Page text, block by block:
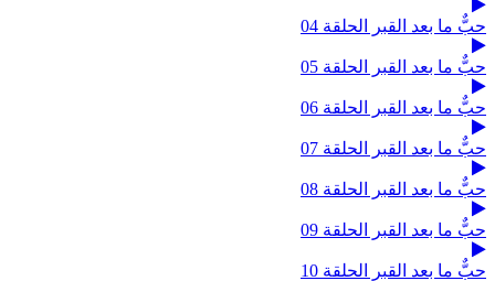
حبٌّ ما بعد القبر الحلقة 04
حبٌّ ما بعد القبر الحلقة 05
حبٌّ ما بعد القبر الحلقة 06
حبٌّ ما بعد القبر الحلقة 07
حبٌّ ما بعد القبر الحلقة 08
حبٌّ ما بعد القبر الحلقة 09
حبٌّ ما بعد القبر الحلقة 10